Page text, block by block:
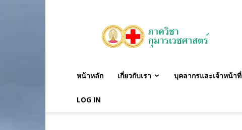
วิชา
กุมาร
เวชศาสตร์
หน้าหลัก เกี่ยวกับเรา บุคลากรและเจ้าหน้าที่
LOG IN